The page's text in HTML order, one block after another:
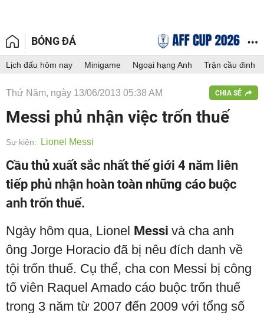
BÓNG ĐÁ
Lịch đấu hôm nay Minigame Ngoại hạng Anh Trận cầu đinh
Thứ Năm, ngày 13/06/2013 05:38 AM CHIA SẺ
Messi phủ nhận việc trốn thuế
Sự kiện: Lionel Messi
Cầu thủ xuất sắc nhất thế giới 4 năm liên
tiếp phủ nhận hoàn toàn những cáo buộc
anh trốn thuế.
Ngày hôm qua, Lionel Messi và cha anh
ông Jorge Horacio đã bị nêu đích danh về
tội trốn thuế. Cụ thể, cha con Messi bị công
tố viên Raquel Amado cáo buộc trốn thuế
trong 3 năm từ 2007 đến 2009 với tổng số